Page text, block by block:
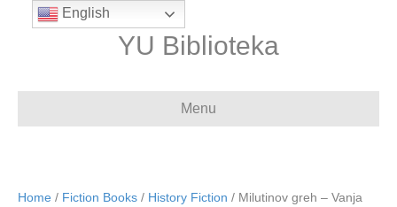
YU Biblioteka
Menu
Home / Fiction Books / History Fiction / Milutinov greh – Vanja
English